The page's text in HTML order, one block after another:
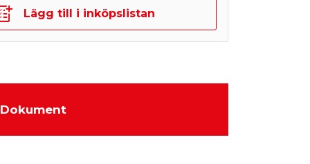
Lägg till i inköpslistan
Dokument